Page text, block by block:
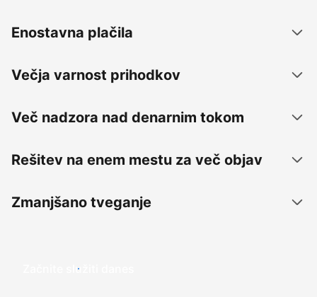
Enostavna plačila
Večja varnost prihodkov
Več nadzora nad denarnim tokom
Rešitev na enem mestu za več objav
Zmanjšano tveganje
Začnite služiti danes